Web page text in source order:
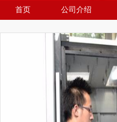
首页 公司介绍